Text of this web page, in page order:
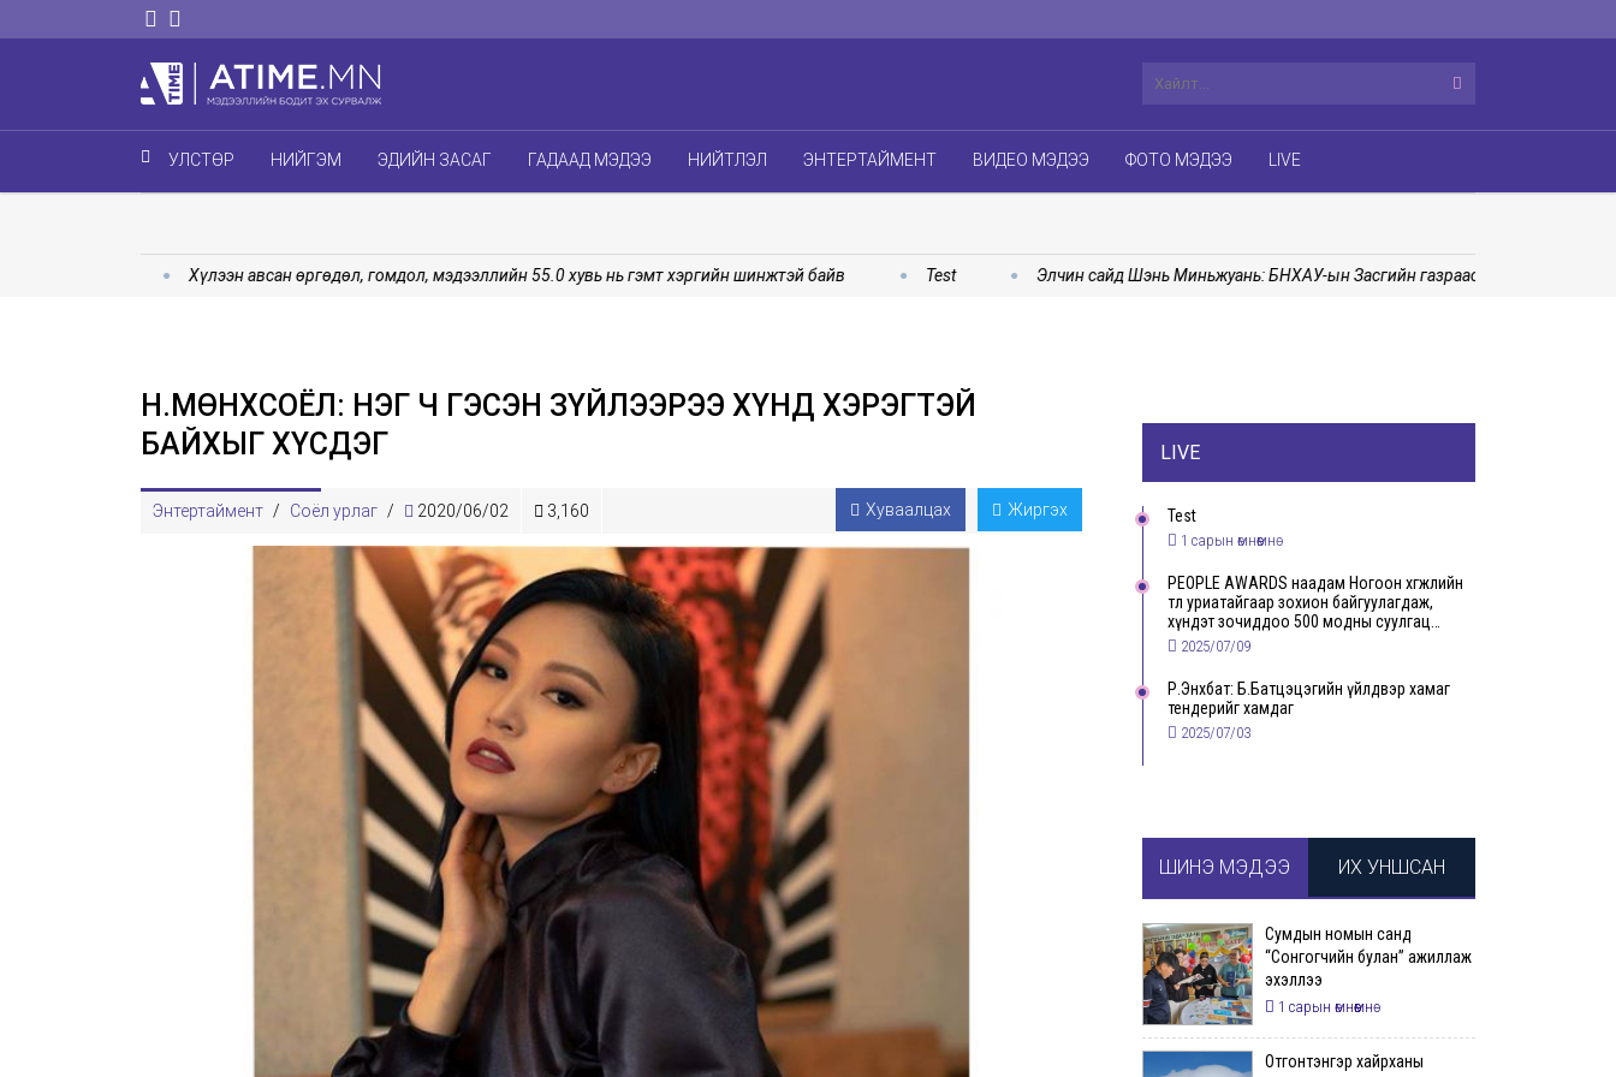
УЛСТӨР НИЙГЭМ ЭДИЙН ЗАСАГ ГАДААД МЭДЭЭ НИЙТЛЭЛ ЭНТЕРТАЙМЕНТ ВИДЕО МЭДЭЭ ФОТО МЭДЭЭ LIVE
Хүлээн авсан өргөдөл, гомдол, мэдээллийн 55.0 хувь нь гэмт хэргийн шинжтэй байв Test Элчин сайд Шэнь Миньжуань: БНХАУ-ын Засгийн газраас Монгол Улсад
Н.МӨНХСОЁЛ: НЭГ Ч ГЭСЭН ЗҮЙЛЭЭРЭЭ ХҮНД ХЭРЭГТЭЙ
БАЙХЫГ ХҮСДЭГ
Энтертаймент / Соёл урлаг / 2020/06/02 3,160 Хуваалцах Жиргэх
LIVE
Test
1 сарын өмнөөмнө
PEOPLE AWARDS наадам Ногоон хөгжлийн
төлөө уриатайгаар зохион байгуулагдаж,
хүндэт зочиддоо 500 модны суулгац
бэлэглэлээ
2025/07/09
Р.Энхбат: Б.Батцэцэгийн үйлдвэр хамаг
тендерийг хамдаг
2025/07/03
ШИНЭ МЭДЭЭ ИХ УНШСАН
Сумдын номын санд
“Сонгогчийн булан” ажиллаж
эхэллээ
1 сарын өмнөөмнө
Отгонтэнгэр хайрханы